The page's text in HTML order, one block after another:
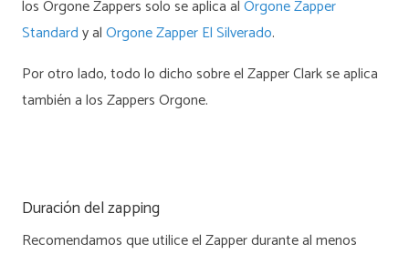
los Orgone Zappers solo se aplica alOrgone Zapper
Standardy alOrgone Zapper El Silverado.
Por otro lado, todo lo dicho sobre el Zapper Clark se aplica
también a los Zappers Orgone.
Duración del zapping
Recomendamos que utilice el Zapper durante al menos